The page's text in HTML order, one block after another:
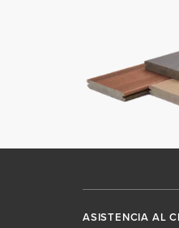
ASISTENCIA AL